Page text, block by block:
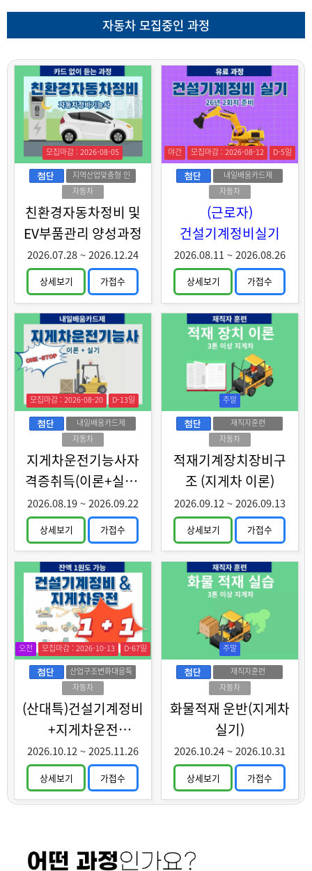
자동차 모집중인 과정
모집마감 : 2026-08-05
지역산업맞춤형 인
력양성
자동차
친환경자동차정비 및
EV부품관리 양성과정
2026.07.28~2026.12.24
상세보기 가접수
야간 모집마감 : 2026-08-12
D-5일
내일배움카드제
자동차
(근로자)
건설기계정비실기
2026.08.11~2026.08.26
상세보기 가접수
모집마감 : 2026-08-20
D-13일
내일배움카드제
자동차
지게차운전기능사자
격증취득(이론+실기)
과정 A
2026.08.19~2026.09.22
상세보기 가접수
주말
재직자훈련
자동차
적재기계장치장비구
조 (지게차 이론)
2026.09.12~2026.09.13
상세보기 가접수
오전 모집마감 : 2026-10-13
D-67일
산업구조변화대응특
화훈련
자동차
(산대특)건설기계정비
+지게차운전
(중장년특화)
2026.10.12~2025.11.26
상세보기 가접수
주말
재직자훈련
자동차
화물적재 운반(지게차
실기)
2026.10.24~2026.10.31
상세보기 가접수